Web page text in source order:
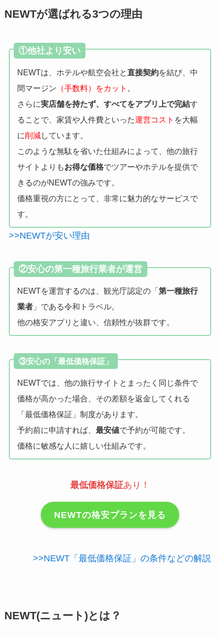
NEWTが選ばれる3つの理由
①他社より安い
NEWTは、ホテルや航空会社と直接契約を結び、中
間マージン （手数料）をカット 。
さらに実店舗を持たず、すべてをアプリ上で完結す
ることで、家賃や人件費といった運営コスト を大幅
に削減しています。
このような無駄を省いた仕組みによって、他の旅行
サイトよりもお得な価格でツアーやホテルを提供で
きるのがNEWTの強みです。
価格重視の方にとって、非常に魅力的なサービスで
す。
>>NEWTが安い理由
②安心の第一種旅行業者が運営
NEWTを運営するのは、観光庁認定の「 第一種旅行
業者」である令和トラベル。
他の格安アプリと違い、信頼性が抜群です。
③安心の「最低価格保証」
NEWTでは、他の旅行サイトとまったく同じ条件で
価格が高かった場合、その差額を返金してくれる
「最低価格保証」制度があります。
予約前に申請すれば、 最安値で予約が可能です。
価格に敏感な人に嬉しい仕組みです。
最低価格保証あり！
NEWTの格安プランを見る
>>NEWT「最低価格保証」の条件などの解説
NEWT(ニュート)とは？